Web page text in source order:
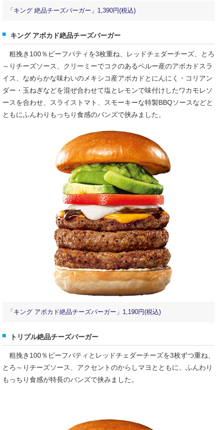
「キング 絶品チーズバーガー」1,390円(税込)
キング アボカド絶品チーズバーガー
粗挽き100％ビーフパティを3枚重ね、レッドチェダーチーズ、とろ
～りチーズソース、クリーミーでコクのあるペルー産のアボカドスラ
イス、なめらかな味わいのメキシコ産アボカドとにんにく・コリアン
ダー・玉ねぎなどを混ぜ合わせて塩とレモンで味付けしたワカモレソ
ースを合わせ、スライストマト、スモーキーな特製BBQソースなどと
ともにふんわりもっちり食感のバンズで挟みました。
「キング アボカド絶品チーズバーガー」1,190円(税込)
トリプル絶品チーズバーガー
粗挽き100％ビーフパティとレッドチェダーチーズを3枚ずつ重ね、
とろ～りチーズソース、アクセントのからしマヨとともに、ふんわり
もっちり食感が特長のバンズで挟みました。